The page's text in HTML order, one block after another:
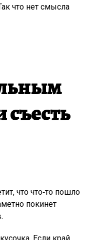
что нет смысла
съесть
что что‑то пошло
покинет